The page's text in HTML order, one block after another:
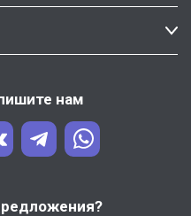
нам